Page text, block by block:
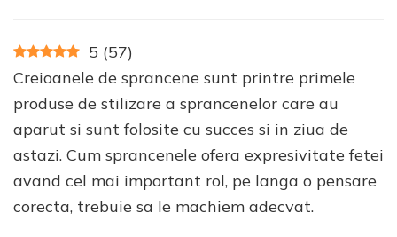
5 (57)
Creioanele de sprancene sunt printre primele
produse de stilizare a sprancenelor care au
aparut si sunt folosite cu succes si in ziua de
astazi. Cum sprancenele ofera expresivitate fetei
avand cel mai important rol, pe langa o pensare
corecta, trebuie sa le machiem adecvat.